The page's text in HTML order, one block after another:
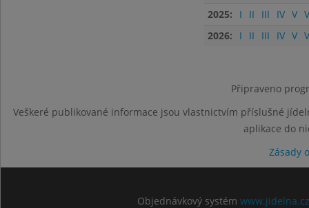
2025:
I II III IV V
2026:
I II III IV V
Připraveno
Veškeré publikované informace jsou vlastnictvím příslušné
aplikace do
Zásady
Objednávkový systém www.jidelna.cz